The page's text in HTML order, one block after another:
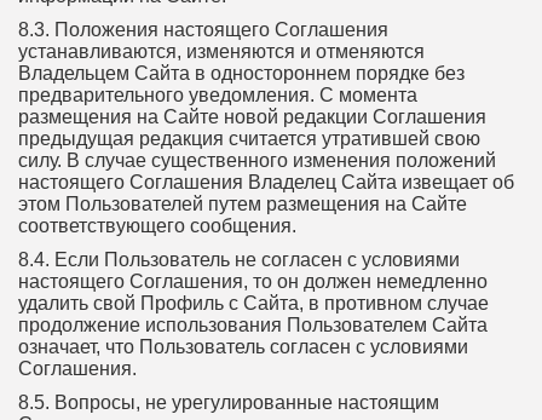
8.3. Положения настоящего Соглашения
устанавливаются, изменяются и отменяются
Владельцем Сайта в одностороннем порядке без
предварительного уведомления. С момента
размещения на Сайте новой редакции Соглашения
предыдущая редакция считается утратившей свою
силу. В случае существенного изменения положений
настоящего Соглашения Владелец Сайта извещает об
этом Пользователей путем размещения на Сайте
соответствующего сообщения.
8.4. Если Пользователь не согласен с условиями
настоящего Соглашения, то он должен немедленно
удалить свой Профиль с Сайта, в противном случае
продолжение использования Пользователем Сайта
означает, что Пользователь согласен с условиями
Соглашения.
8.5. Вопросы, не урегулированные настоящим